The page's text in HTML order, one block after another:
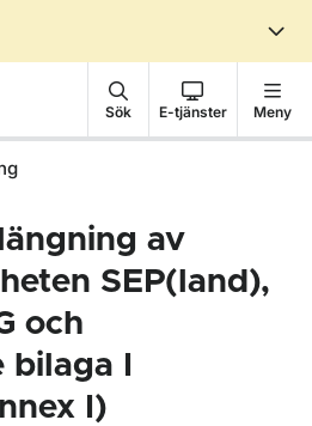
Sök E-tjänster Meny
av
SEP(land),
och
I
I)